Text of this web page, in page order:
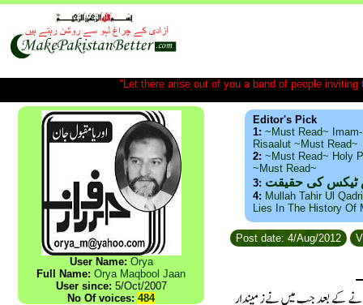
"Let there arise out of you a band of people
User Name: Orya
Full Name: Orya Maqbool Jaan
User since: 5/Oct/2007
No Of voices: 484
Editor's Pick
1: ~Must Read~
Risaalut ~Must Read~
2: ~Must Read~ Holy
~Must Read~
3: ٹیکس کی حقیقت
4: Mullah Tahir Ul
Lies In The History Of
Post date: 4/Aug/2012